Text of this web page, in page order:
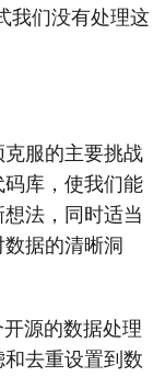
我们没有处理这
服的主要挑战
库，使我们能
法，同时适当
据的清晰洞
开源的数据处理
去重设置到数